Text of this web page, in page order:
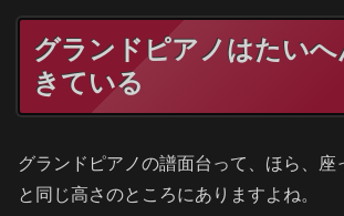
グランドピアノはたい
きている
グランドピアノの譜面台って、ほら、座
と同じ高さのところにありますよね。